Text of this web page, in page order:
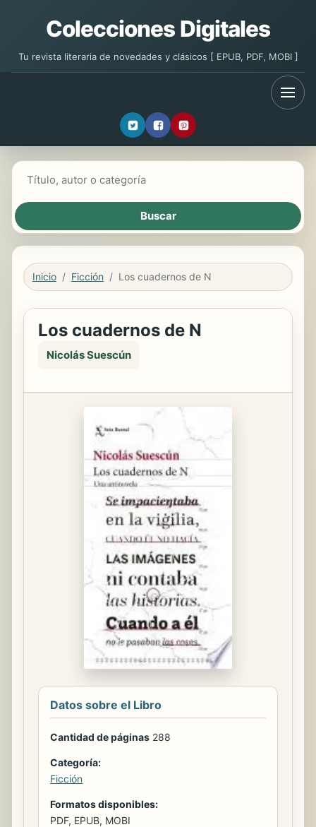
Colecciones Digitales
Tu revista literaria de novedades y clásicos [ EPUB, PDF, MOBI ]
Inicio Ficción Los cuadernos de N
Los cuadernos de N
Nicolás Suescún
Datos sobre el Libro
Cantidad de páginas 288
Categoría:
Ficción
Formatos disponibles:
PDF, EPUB, MOBI